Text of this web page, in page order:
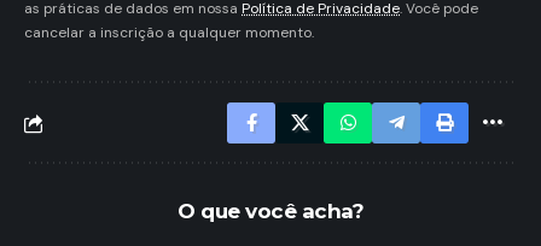
as práticas de dados em nossa Política de Privacidade. Você pode
cancelar a inscrição a qualquer momento.
O que você acha?